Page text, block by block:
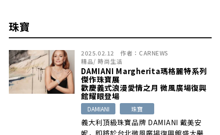
珠寶
2025.02.12 作者： CARNEWS
精品/時尚生活
DAMIANI Margherita瑪格麗特系列
傑作珠寶展
歡慶義式浪漫愛情之月 微風廣場復興
館耀眼登場
DAMIANI 珠寶
義大利頂級珠寶品牌 DAMIANI 戴美安